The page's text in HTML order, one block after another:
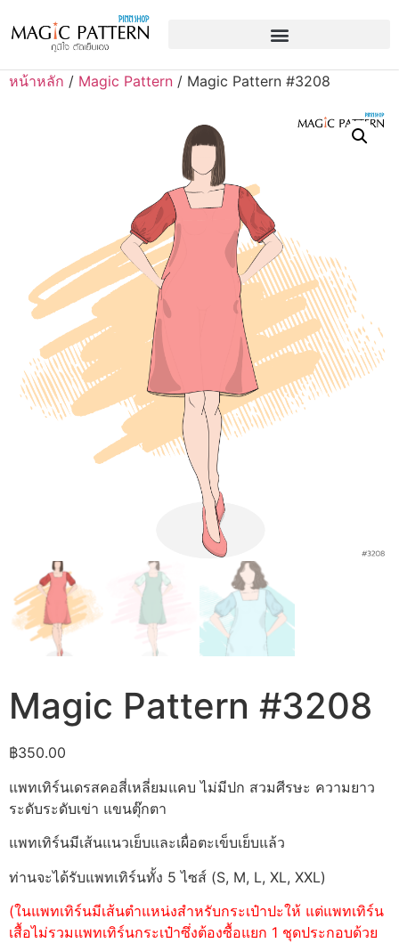
หน้าหลัก / Magic Pattern / Magic Pattern #3208
Magic Pattern #3208
฿350.00
แพทเทิร์นเดรสคอสี่เหลี่ยมแคบ ไม่มีปก สวมศีรษะ ความยาว
ระดับระดับเข่า แขนตุ๊กตา
แพทเทิร์นมีเส้นแนวเย็บและเผื่อตะเข็บเย็บแล้ว
ท่านจะได้รับแพทเทิร์นทั้ง 5 ไซส์ (S, M, L, XL, XXL)
(ในแพทเทิร์นมีเส้นตำแหน่งสำหรับกระเป๋าปะให้ แต่แพทเทิร์น
เสื้อไม่รวมแพทเทิร์นกระเป๋าซึ่งต้องซื้อแยก 1 ชุดประกอบด้วย